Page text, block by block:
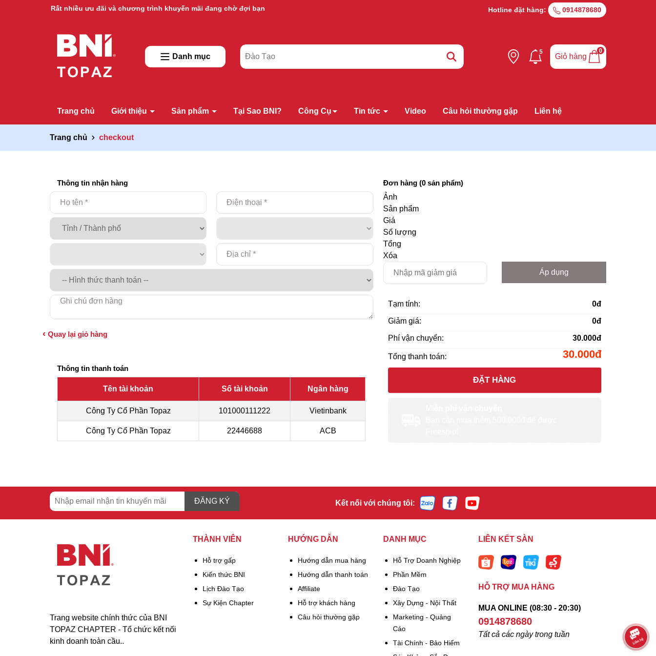
Rất nhiều ưu đãi và chương trình khuyến mãi đang chờ đợi bạn Hotline đặt hàng: 0914878680
Danh mục
5
Giỏ hàng
0
Trang chủ Giới thiệu Sản phẩm Tại Sao BNI? Công Cụ Tin tức Video Câu hỏi thường gặp Liên hệ
Trang chủ checkout
Thông tin nhận hàng
Quay lại giỏ hàng
Thông tin thanh toán
Tên tài khoản Số tài khoản Ngân hàng
Công Ty Cổ Phần Topaz 101000111222 Vietinbank
Công Ty Cổ Phần Topaz 22446688 ACB
Đơn hàng (0sản phẩm)
Ảnh
Sản phẩm
Giá
Số lượng
Tổng
Xóa
Áp dụng
Tạm tính: 0đ
Giảm giá: 0đ
Phí vận chuyển: 30.000đ
Tổng thanh toán: 30.000đ
ĐẶT HÀNG
ĐĂNG KÝ Kết nối với chúng tôi:
Trang website chính thức của BNI
TOPAZ CHAPTER - Tổ chức kết nối
kinh doanh toàn cầu..
THÀNH VIÊN
Hỗ trợ gấp
Kiến thức BNI
Lịch Đào Tạo
Sự Kiện Chapter
HƯỚNG DẪN
Hướng dẫn mua hàng
Hướng dẫn thanh toán
Affiliate
Hỗ trợ khách hàng
Câu hỏi thường gặp
DANH MỤC
Hỗ Trợ Doanh Nghiệp
Phần Mềm
Đào Tạo
Xây Dựng - Nội Thất
Marketing - Quảng
Cáo
Tài Chính - Bảo Hiểm
LIÊN KẾT SÀN
HỖ TRỢ MUA HÀNG
MUA ONLINE (08:30 - 20:30)
0914878680
Tất cả các ngày trong tuần